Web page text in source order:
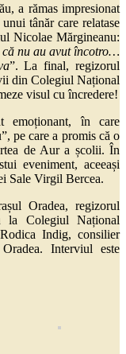
a rămas impresionat
tânăr care relatase
Nicolae Mărgineanu:
nu au avut încotro…
”. La final, regizorul
din Colegiul Național
visul cu încredere!
emoționant, în care
pe care a promis că o
de Aur a școlii. În
eveniment, aceeași
Sale Virgil Bercea.
Oradea, regizorul
la Colegiul Național
Indig, consilier
Interviul este